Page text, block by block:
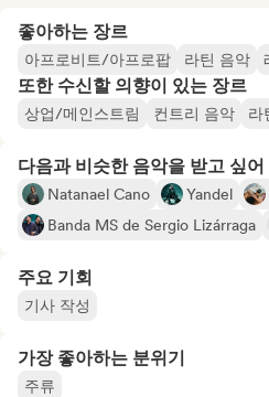
좋아하는 장르
아프로비트/아프로팝 라틴 음악
또한 수신할 의향이 있는 장르
상업/메인스트림 컨트리 음악 라
다음과 비슷한 음악을 받고 싶
Natanael Cano Yandel
Banda MS de Sergio Lizárraga
주요 기회
기사 작성
가장 좋아하는 분위기
주류